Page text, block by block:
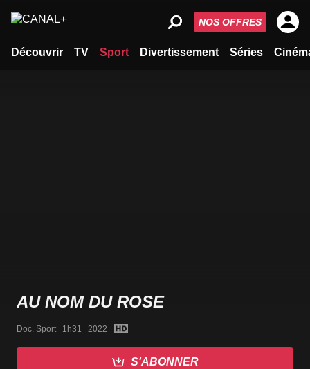
Découvrir TV Sport Divertissement Séries
NOS OFFRES
AU NOM DU ROSE
Doc. Sport   1h31   2022
S'ABONNER